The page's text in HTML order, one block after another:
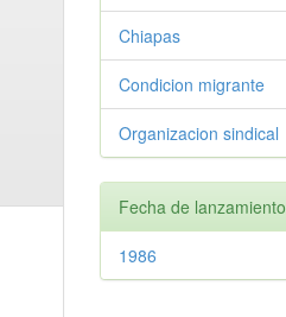
Chiapas
Condicion migrante
Organizacion sindical
Fecha de lanzamiento
1986